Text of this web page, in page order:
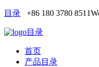
目录 +86 180 3780 8511
目录
首页
产品目录